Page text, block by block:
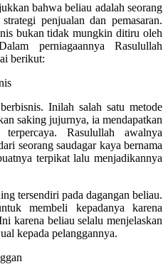
bahwa beliau adalah seorang
penjualan dan pemasaran.
bukan tidak mungkin ditiru oleh
perniagaannya Rasulullah
berikut:
Inilah salah satu metode
saking jujurnya, ia mendapatkan
Rasulullah awalnya
seorang saudagar kaya bernama
terpikat lalu menjadikannya
tersendiri pada dagangan beliau.
membeli kepadanya karena
karena beliau selalu menjelaskan
kepada pelanggannya.